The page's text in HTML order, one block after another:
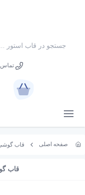
تماس
باز کردن منو
صفحه اصلی قاب
قاب